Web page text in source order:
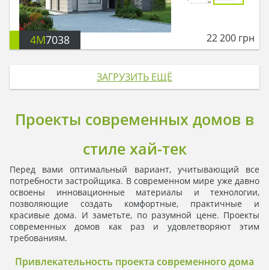
4M7038 22 200 грн
ЗАГРУЗИТЬ ЕЩЁ
Проекты современных домов в
стиле хай-тек
Перед вами оптимальный вариант, учитывающий все
потребности застройщика. В современном мире уже давно
освоены инновационные материалы и технологии,
позволяющие создать комфортные, практичные и
красивые дома. И заметьте, по разумной цене. Проекты
современных домов как раз и удовлетворяют этим
требованиям.
Привлекательность проекта современного дома